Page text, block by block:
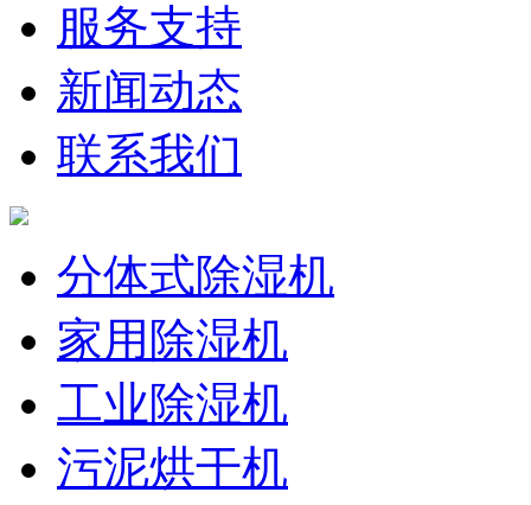
服务支持
新闻动态
联系我们
分体式除湿机
家用除湿机
工业除湿机
污泥烘干机